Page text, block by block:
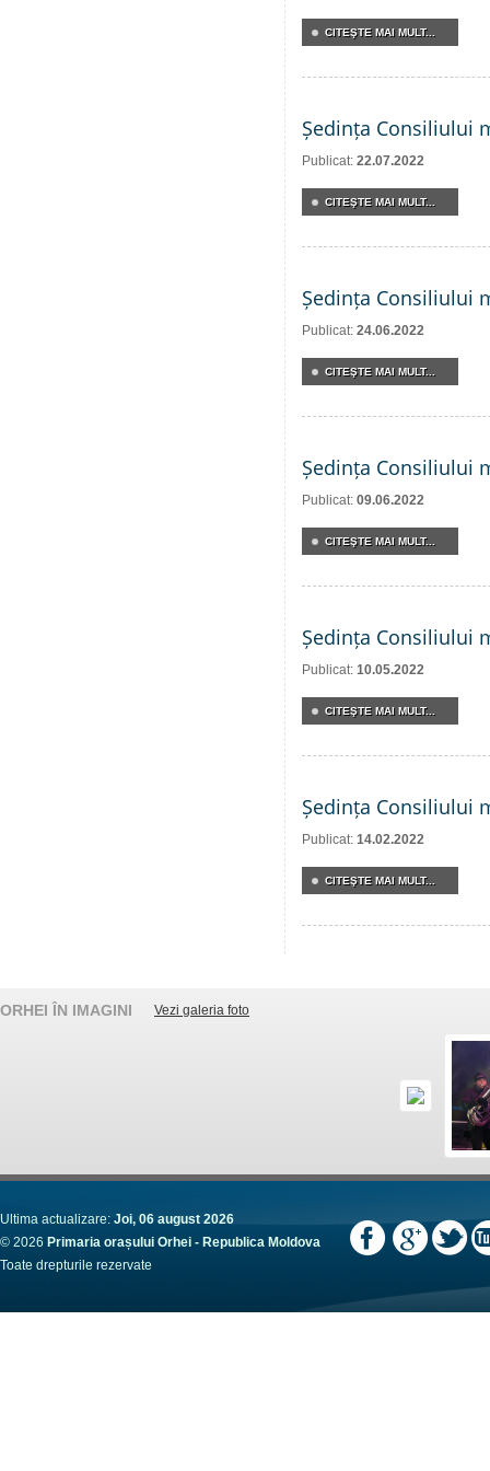
CITEŞTE MAI MULT...
Ședința Consiliului
Publicat: 22.07.2022
CITEŞTE MAI MULT...
Ședința Consiliului
Publicat: 24.06.2022
CITEŞTE MAI MULT...
Ședința Consiliului
Publicat: 09.06.2022
CITEŞTE MAI MULT...
Ședința Consiliului
Publicat: 10.05.2022
CITEŞTE MAI MULT...
Ședința Consiliului
Publicat: 14.02.2022
CITEŞTE MAI MULT...
ORHEI ÎN IMAGINI Vezi galeria foto
Ultima actualizare: Joi, 06 august 2026
© 2026 Primaria orașului Orhei - Republica Moldova
Toate drepturile rezervate